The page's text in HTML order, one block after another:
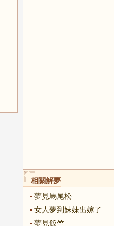
相關解夢
夢見馬尾松
女人夢到妹妹出嫁了
夢見飯竺